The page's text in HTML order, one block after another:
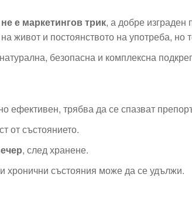
е маркетингов трик, а добре изграден
живот и постоянството на употреба,
безопасна и комплексна
ефективен, трябва да се спазват
от състоянието.
, след хранене.
хронични състояния може да се удължи.